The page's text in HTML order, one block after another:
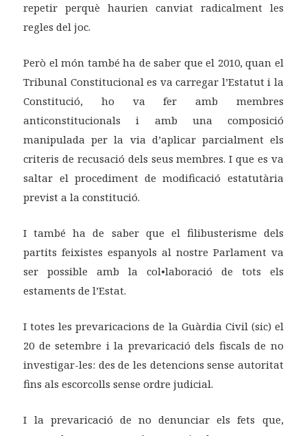
repetir perquè haurien canviat radicalment les
regles del joc.
Però el món també ha de saber que el 2010, quan el
Tribunal Constitucional es va carregar l’Estatut i la
Constitució, ho va fer amb membres
anticonstitucionals i amb una composició
manipulada per la via d’aplicar parcialment els
criteris de recusació dels seus membres. I que es va
saltar el procediment de modificació estatutària
previst a la constitució.
I també ha de saber que el filibusterisme dels
partits feixistes espanyols al nostre Parlament va
ser possible amb la col•laboració de tots els
estaments de l’Estat.
I totes les prevaricacions de la Guàrdia Civil (sic) el
20 de setembre i la prevaricació dels fiscals de no
investigar-les: des de les detencions sense autoritat
fins als escorcolls sense ordre judicial.
I la prevaricació de no denunciar els fets que,